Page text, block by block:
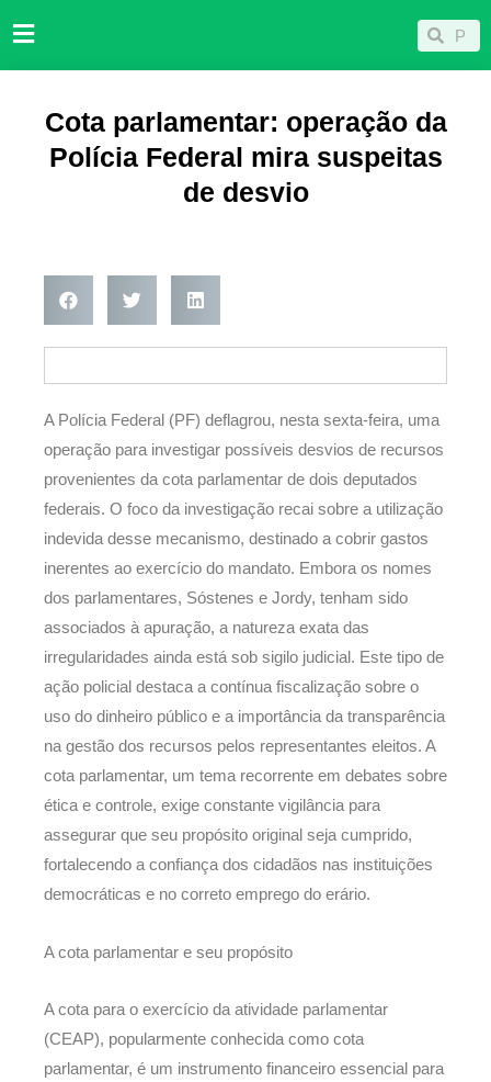
para
Pesquisar
Cota parlamentar: operação da
Polícia Federal mira suspeitas
de desvio
A Polícia Federal (PF) deflagrou, nesta sexta-feira, uma
operação para investigar possíveis desvios de recursos
provenientes da cota parlamentar de dois deputados
federais. O foco da investigação recai sobre a utilização
indevida desse mecanismo, destinado a cobrir gastos
inerentes ao exercício do mandato. Embora os nomes
dos parlamentares, Sóstenes e Jordy, tenham sido
associados à apuração, a natureza exata das
irregularidades ainda está sob sigilo judicial. Este tipo de
ação policial destaca a contínua fiscalização sobre o
uso do dinheiro público e a importância da transparência
na gestão dos recursos pelos representantes eleitos. A
cota parlamentar, um tema recorrente em debates sobre
ética e controle, exige constante vigilância para
assegurar que seu propósito original seja cumprido,
fortalecendo a confiança dos cidadãos nas instituições
democráticas e no correto emprego do erário.
A cota parlamentar e seu propósito
A cota para o exercício da atividade parlamentar
(CEAP), popularmente conhecida como cota
parlamentar, é um instrumento financeiro essencial para